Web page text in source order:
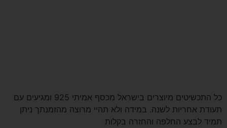
כל התכשיטים מיוצרים בישראל מכסף אמיתי 925 ומגיעים עם
תעודת אחריות לשנה. במידה ולא תהיי מרוצה מהזמנתך ניתן
תמיד לבצע החלפה והחזרה בקלות